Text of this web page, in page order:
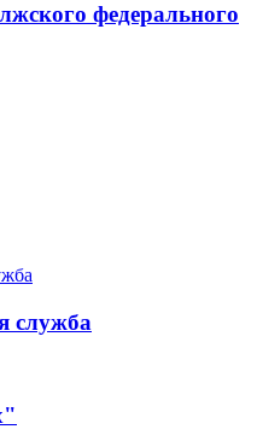
федерального
служба